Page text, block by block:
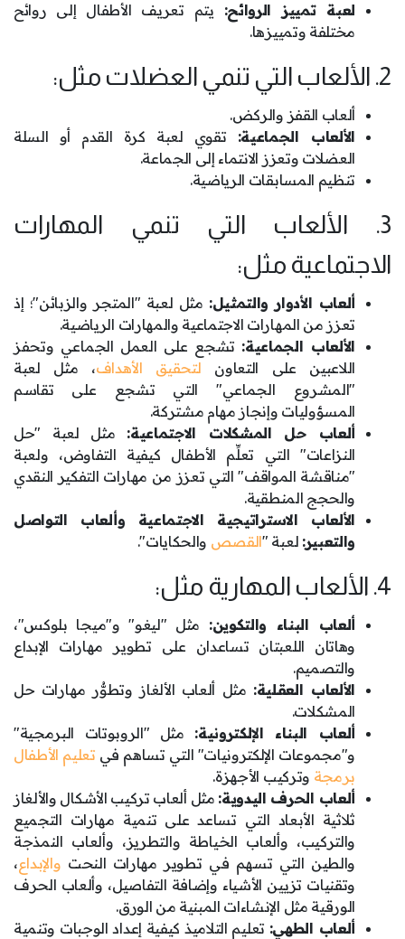
لعبة تمييز الروائح: يتم تعريف الأطفال إلى روائح
مختلفة وتمييزها.
2. الألعاب التي تنمي العضلات مثل:
ألعاب القفز والركض.
الألعاب الجماعية: تقوي لعبة كرة القدم أو السلة
العضلات وتعزز الانتماء إلى الجماعة.
تنظيم المسابقات الرياضية.
3. الألعاب التي تنمي المهارات
الاجتماعية مثل:
ألعاب الأدوار والتمثيل: مثل لعبة "المتجر والزبائن"؛ إذ
تعزز من المهارات الاجتماعية والمهارات الرياضية.
الألعاب الجماعية: تشجع على العمل الجماعي وتحفز
اللاعبين على التعاون لتحقيق الأهداف، مثل لعبة
"المشروع الجماعي" التي تشجع على تقاسم
المسؤوليات وإنجاز مهام مشتركة.
ألعاب حل المشكلات الاجتماعية: مثل لعبة "حل
النزاعات" التي تعلِّم الأطفال كيفية التفاوض، ولعبة
"مناقشة المواقف" التي تعزز من مهارات التفكير النقدي
والحجج المنطقية.
الألعاب الاستراتيجية الاجتماعية وألعاب التواصل
والتعبير: لعبة "القصص والحكايات".
4. الألعاب المهارية مثل:
ألعاب البناء والتكوين: مثل "ليغو" و"ميجا بلوكس"،
وهاتان اللعبتان تساعدان على تطوير مهارات الإبداع
والتصميم.
الألعاب العقلية: مثل ألعاب الألغاز وتطوُّر مهارات حل
المشكلات.
ألعاب البناء الإلكترونية: مثل "الروبوتات البرمجية"
و"مجموعات الإلكترونيات" التي تساهم في تعليم الأطفال
برمجة وتركيب الأجهزة.
ألعاب الحرف اليدوية: مثل ألعاب تركيب الأشكال والألغاز
ثلاثية الأبعاد التي تساعد على تنمية مهارات التجميع
والتركيب، وألعاب الخياطة والتطريز، وألعاب النمذجة
والطين التي تسهم في تطوير مهارات النحت والإبداع،
وتقنيات تزيين الأشياء وإضافة التفاصيل، وألعاب الحرف
الورقية مثل الإنشاءات المبنية من الورق.
ألعاب الطهي: تعليم التلاميذ كيفية إعداد الوجبات وتنمية